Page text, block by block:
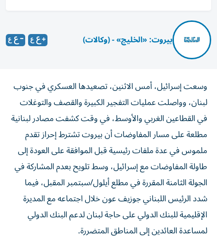
بيروت: «الخليج» - (وكالات)
وسعت إسرائيل، أمس الاثنين، تصعيدها العسكري في جنوب
لبنان، وواصلت عمليات التفجير الكبيرة والقصف والتوغلات
في القطاعين الغربي والأوسط، في وقت كشفت مصادر لبنانية
مطلعة على مسار المفاوضات أن بيروت تشترط إحراز تقدم
ملموس في عدة ملفات رئيسية قبل الموافقة على العودة إلى
طاولة المفاوضات مع إسرائيل، وسط تلويح بعدم المشاركة في
الجولة الثامنة المقررة في مطلع أيلول/سبتمبر المقبل، فيما
شدد الرئيس اللبناني جوزيف عون خلال اجتماعه مع المديرة
الإقليمية للبنك الدولي على حاجة لبنان لدعم البنك الدولي
لمساعدة العائدين إلى المناطق المتضررة.